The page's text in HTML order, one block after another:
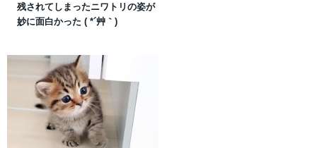
残されてしまったニワトリの姿が
妙に面白かった ( *´艸｀)